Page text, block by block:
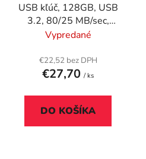
USB kľúč, 128GB, USB
3.2, 80/25 MB/sec,
VERBATIM "V3",
Vypredané
€22,52 bez DPH
€27,70 / ks
DO KOŠÍKA